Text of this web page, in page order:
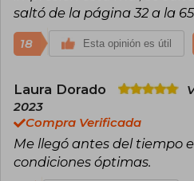
saltó de la página 32 a la 65
18 Esta opinión es útil
Laura Dorado
2023
Compra Verificada
Me llegó antes del tiempo
condiciones óptimas.